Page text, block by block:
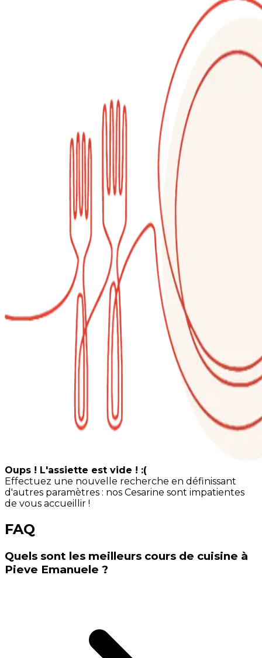
Oups ! L'assiette est vide ! :(
Effectuez une nouvelle recherche en définissant
d'autres paramètres : nos Cesarine sont impatientes
de vous accueillir !
FAQ
Quels sont les meilleurs cours de cuisine à
Pieve Emanuele ?